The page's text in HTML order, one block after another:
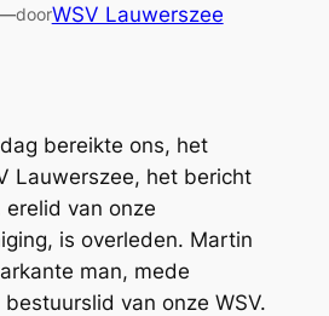
doorWSV Lauwerszee
bereikte ons, het
Lauwerszee, het bericht
van onze
is overleden. Martin
man, mede
van onze WSV.